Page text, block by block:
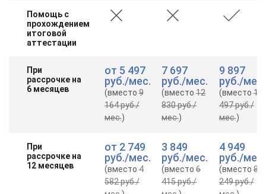
Помощь с
прохождением
итоговой
аттестации
При
рассрочке на
6 месяцев
от 5 497
руб./мес.
(вместо9
164 руб./
мес.)
7 697
руб./мес.
(вместо12
830 руб./
мес.)
9 897
руб./мес.
(вместо16
497 руб./
мес.)
При
рассрочке на
12 месяцев
от 2 749
руб./мес.
(вместо4
582 руб./
3 849
руб./мес.
(вместо6
415 руб./
4 949
руб./мес.
(вместо8
249 руб./